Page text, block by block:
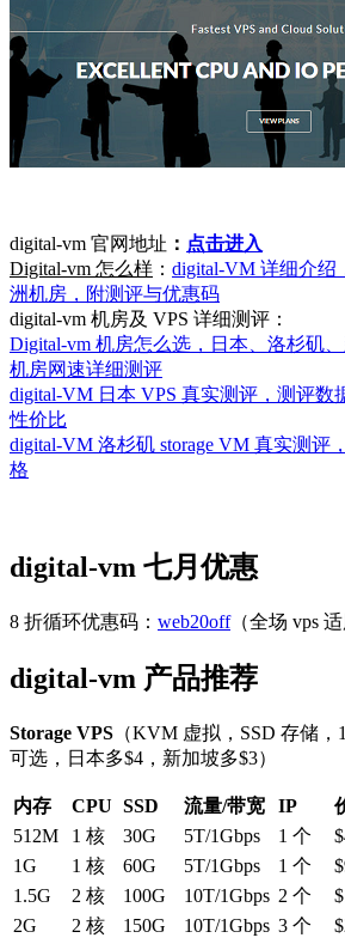
digital-vm 官网地址 ： 点击进入
Digital-vm 怎么样 ： digital-VM 详细介绍
洲机房，附测评与优惠码
digital-vm 机房及 VPS 详细测评：
Digital-vm 机房怎么选，日本、洛杉矶
机房网速详细测评
digital-VM 日本 VPS 真实测评，测评数
性价比
digital-VM 洛杉矶 storage VM 真实测评
格
digital-vm 七月优惠
8 折循环优惠码： web20off（全场 vps 适
digital-vm 产品推荐
Storage VPS （KVM 虚拟，SSD 存储
可选，日本多$4，新加坡多$3）
内存 CPU SSD 流量/带宽 IP
512M
1 核 30G 5T/1Gbps 1 个
1G
1 核 60G 5T/1Gbps 1 个
1.5G
2 核 100G 10T/1Gbps 2 个
2G
2 核 150G 10T/1Gbps 3 个